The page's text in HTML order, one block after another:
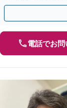
中国語、タイ語等対
電話でお